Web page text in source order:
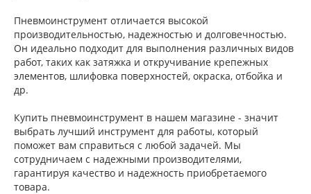
Пневмоинструмент отличается высокой
производительностью, надежностью и долговечностью.
Он идеально подходит для выполнения различных видов
работ, таких как затяжка и откручивание крепежных
элементов, шлифовка поверхностей, окраска, отбойка и
др.
Купить пневмоинструмент в нашем магазине - значит
выбрать лучший инструмент для работы, который
поможет вам справиться с любой задачей. Мы
сотрудничаем с надежными производителями,
гарантируя качество и надежность приобретаемого
товара.